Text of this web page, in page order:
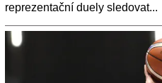
reprezentační duely sledovat...